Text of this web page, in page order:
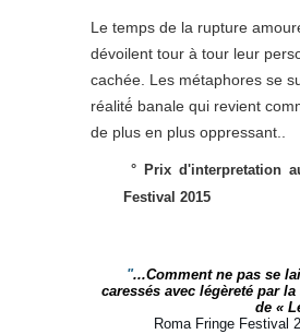
Le temps de la rupture
dévoilent tour à tour leur
cachée. Les métaphores se
réalité́ banale qui revient
de plus en plus oppressant..
° Prix d'interpretation
Festival 2015
"...Comment ne pas se
caressés avec légèreté par
de «
Roma Fringe Festival